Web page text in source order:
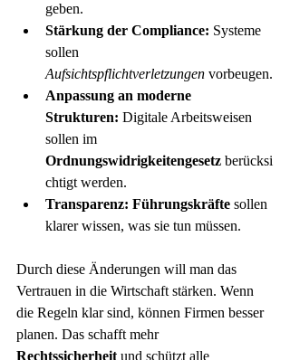
geben.
Stärkung der Compliance: Systeme
sollen
Aufsichtspflichtverletzungen vorbeugen.
Anpassung an moderne
Strukturen: Digitale Arbeitsweisen
sollen im
Ordnungswidrigkeitengesetz berücksi
chtigt werden.
Transparenz: Führungskräfte sollen
klarer wissen, was sie tun müssen.
Durch diese Änderungen will man das
Vertrauen in die Wirtschaft stärken. Wenn
die Regeln klar sind, können Firmen besser
planen. Das schafft mehr
Rechtssicherheit und schützt alle